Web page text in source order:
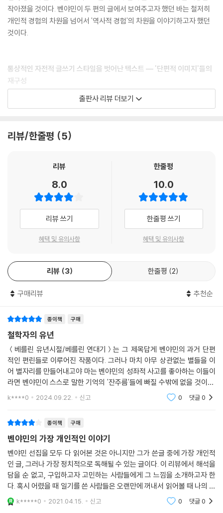
작아졌을 것이다. 벤야민이 두 편의 글에서 보여주고자 했던 바는 철저히
개인적 경험의 차원을 넘어서 '역사적 경험'의 차원을 이야기하고자 했던
것이다.
통상적인 자전적 글쓰기 스타일을 벗어난 텍스트 ― '단편적 이미지'들의
재구성
「1900년경 베를린의 유년시절」은 지난 삶을 종합적으로 표현하는 서사적
총체성을 보여주지 않는다. 이 글이 낯설게 느껴지는 이유이다. 여기서는
여부는 지난 과거를 총체적으로 파악하는 어떤 법칙이 아니라 위험의 순간
회상은 마치 잠에서 막 깨어난 자가 방금 꾸었던 꿈을 기억하며 동시에 그
두 텍스트를 읽어야 벤야민이 의도한 '베를린' 연작을 독해할 수 있을 것이
출판사 리뷰 더보기
리뷰/한줄평 5
리뷰
8.0
리뷰 쓰기
혜택 및 유의사항
한줄평
10.0
한줄평 쓰기
혜택 및 유의사항
리뷰 3 한줄평 2
구매리뷰 추천순
종이책 구매
철학자의 유년
＜베를린 유년시절/베를린 연대기＞는 그 제목답게 벤야민의 과거 단편
적인 편린들로 이루어진 작품이다. 그러나 마치 아무 상관없는 별들을 이
어 별자리를 만들어내고야 마는 벤야민의 성좌적 사고를 좋아하는 이들이
라면 벤야민이 스스로 말한 기억의 '잔주름'들에 빠질 수밖에 없을 것이다.
벤야민의 기억의 렌즈는 독자들을 베를린이라는 거리로 안내한다. 도시를
k****0 2024.09.22. 신고 0 댓글0
종이책 구매
벤야민의 가장 개인적인 이야기
벤야민 선집을 모두 다 읽어본 것은 아니지만 그가 쓴글 중에 가장 개인적
인 글, 그러나 가장 정치적으로 독해될 수 있는 글이다. 이 리뷰에서 해석을
담을 순 없고, 구입하고자 고민하는 사람들에게 그 느낌을 소개하고자 한
다. 혹시 어렸을 때 일기를 쓴 사람들은 오랜만에 꺼내서 읽어볼 때 나의 과
거에 대해 정말 많은 것을 알아낼 수 있다. 당시에 일기를 썼을 때는 물론
인지하지
k*****0 2021.04.15. 신고 0 댓글0